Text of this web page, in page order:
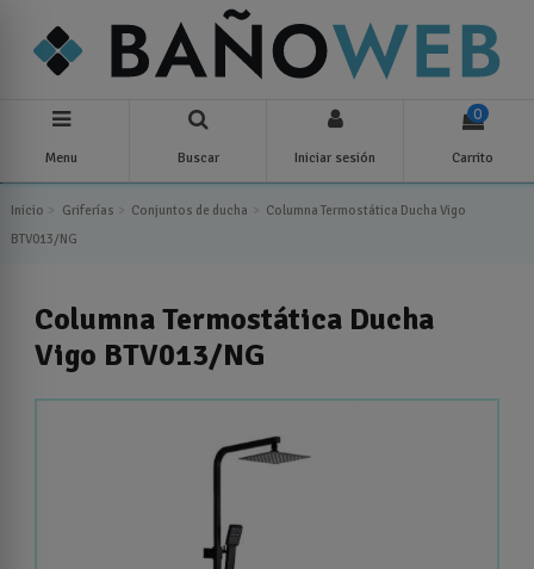
Menu Buscar Iniciar sesión
0
Carrito
Inicio Griferías Conjuntos de ducha
Columna Termostática Ducha Vigo
BTV013/NG
Columna Termostática Ducha
Vigo BTV013/NG